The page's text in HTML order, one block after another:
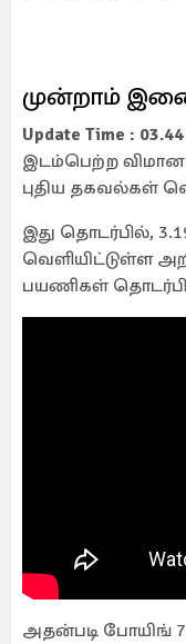
முன்றாம்
Update Time :
இடம்பெற்ற விமான
புதிய தகவல்கள்
இது தொடர்பில்,
வெளியிட்டுள்ள
பயணிகள்
அதன்படி போயிங்